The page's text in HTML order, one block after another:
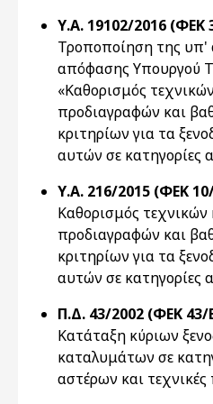
Υ.Α. 19102/2016 (ΦΕΚ
Τροποποίηση της υπ'
απόφασης Υπουργού
«Καθορισμός
προδιαγραφών και
κριτηρίων για τα
αυτών σε κατηγορίες
Υ.Α. 216/2015 (ΦΕΚ
Καθορισμός τεχνικών
προδιαγραφών και
κριτηρίων για τα
αυτών σε κατηγορίες
Π.Δ. 43/2002 (ΦΕΚ 43/
Κατάταξη κύριων
καταλυμάτων σε
αστέρων και